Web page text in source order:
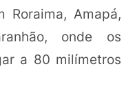
Roraima, Amapá,
onde os
a 80 milímetros